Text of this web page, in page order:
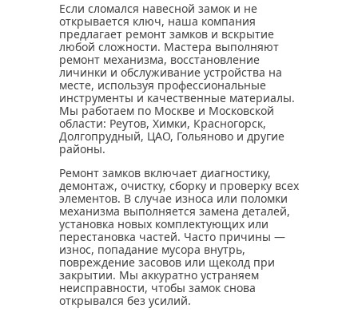
Если сломался навесной замок и не
открывается ключ, наша компания
предлагает ремонт замков и вскрытие
любой сложности. Мастера выполняют
ремонт механизма, восстановление
личинки и обслуживание устройства на
месте, используя профессиональные
инструменты и качественные материалы.
Мы работаем по Москве и Московской
области: Реутов, Химки, Красногорск,
Долгопрудный, ЦАО, Гольяново и другие
районы.
Ремонт замков включает диагностику,
демонтаж, очистку, сборку и проверку всех
элементов. В случае износа или поломки
механизма выполняется замена деталей,
установка новых комплектующих или
перестановка частей. Часто причины —
износ, попадание мусора внутрь,
повреждение засовов или щеколд при
закрытии. Мы аккуратно устраняем
неисправности, чтобы замок снова
открывался без усилий.